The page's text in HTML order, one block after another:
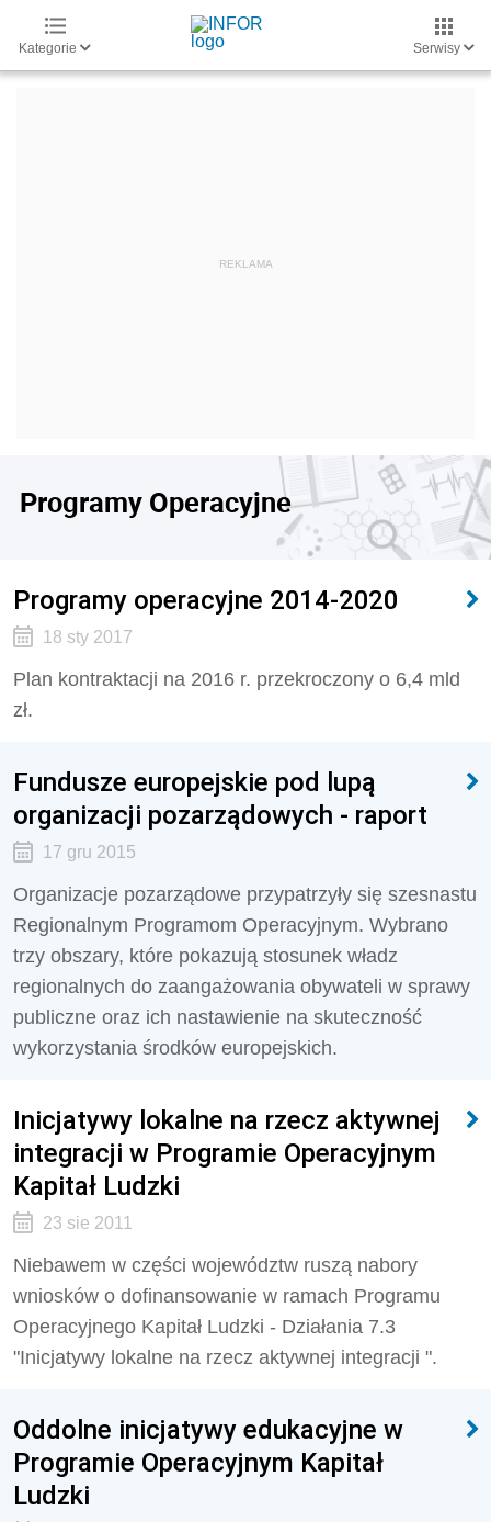
Kategorie Serwisy
Programy Operacyjne
Programy operacyjne 2014-2020
18 sty 2017
Plan kontraktacji na 2016 r. przekroczony o 6,4 mld
zł.
Fundusze europejskie pod lupą
organizacji pozarządowych - raport
17 gru 2015
Organizacje pozarządowe przypatrzyły się szesnastu
Regionalnym Programom Operacyjnym. Wybrano
trzy obszary, które pokazują stosunek władz
regionalnych do zaangażowania obywateli w sprawy
publiczne oraz ich nastawienie na skuteczność
wykorzystania środków europejskich.
Inicjatywy lokalne na rzecz aktywnej
integracji w Programie Operacyjnym
Kapitał Ludzki
23 sie 2011
Niebawem w części województw ruszą nabory
wniosków o dofinansowanie w ramach Programu
Operacyjnego Kapitał Ludzki - Działania 7.3
"Inicjatywy lokalne na rzecz aktywnej integracji ".
Oddolne inicjatywy edukacyjne w
Programie Operacyjnym Kapitał
Ludzki